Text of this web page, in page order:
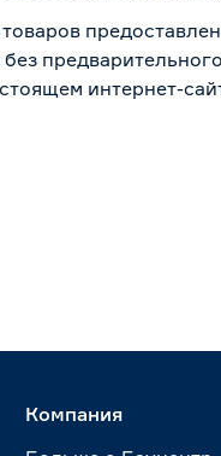
интернет-
Компания